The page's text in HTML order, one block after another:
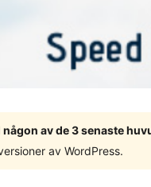
av de 3 senaste
av WordPress.